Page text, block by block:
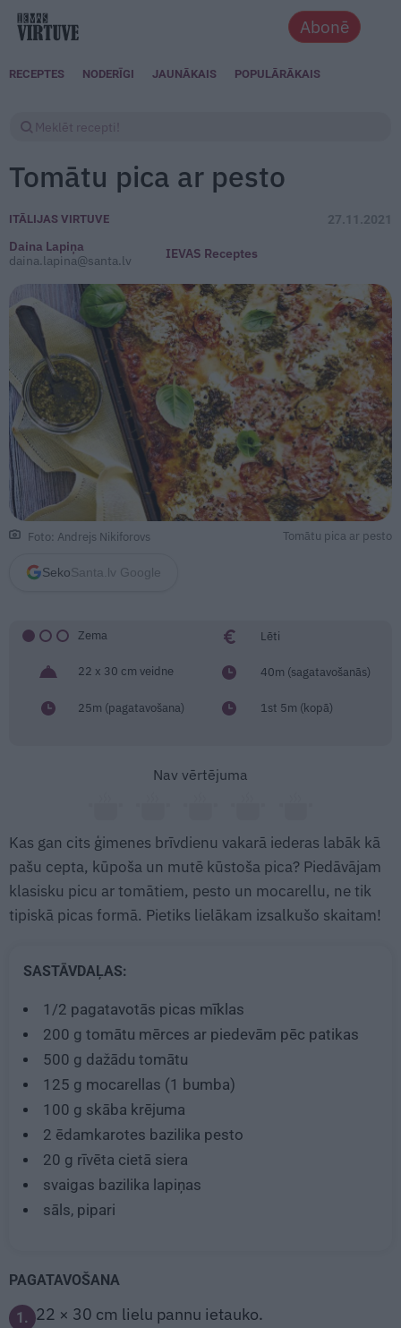
Abonē
RECEPTES NODERĪGI JAUNĀKAIS POPULĀRĀKAIS
Tomātu pica ar pesto
ITĀLIJAS VIRTUVE 27.11.2021
Daina Lapiņa
daina.lapina@santa.lv
IEVAS Receptes
Foto: Andrejs Nikiforovs Tomātu pica ar pesto
Seko Santa.lv Google
Zema Lēti
22 x 30 cm veidne 40m (sagatavošanās)
25m (pagatavošana) 1st 5m (kopā)
Nav vērtējuma
Kas gan cits ģimenes brīvdienu vakarā iederas labāk kā
pašu cepta, kūpoša un mutē kūstoša pica? Piedāvājam
klasisku picu ar tomātiem, pesto un mocarellu, ne tik
tipiskā picas formā. Pietiks lielākam izsalkušo skaitam!
SASTĀVDAĻAS:
1/2 pagatavotās picas mīklas
200 g tomātu mērces ar piedevām pēc patikas
500 g dažādu tomātu
125 g mocarellas (1 bumba)
100 g skāba krējuma
2 ēdamkarotes bazilika pesto
20 g rīvēta cietā siera
svaigas bazilika lapiņas
sāls, pipari
PAGATAVOŠANA
1. 22 × 30 cm lielu pannu ietauko.